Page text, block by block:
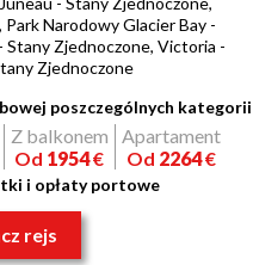
Narodowy Glacier Bay -
Zjednoczone, Victoria -
Zjednoczone
poszczególnych kategorii
Z balkonem
Od 1954€
Apartament
Od 2264€
i opłaty portowe
rejs